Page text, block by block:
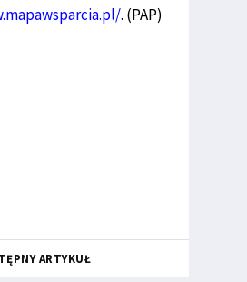
. (PAP)
ARTYKUŁ